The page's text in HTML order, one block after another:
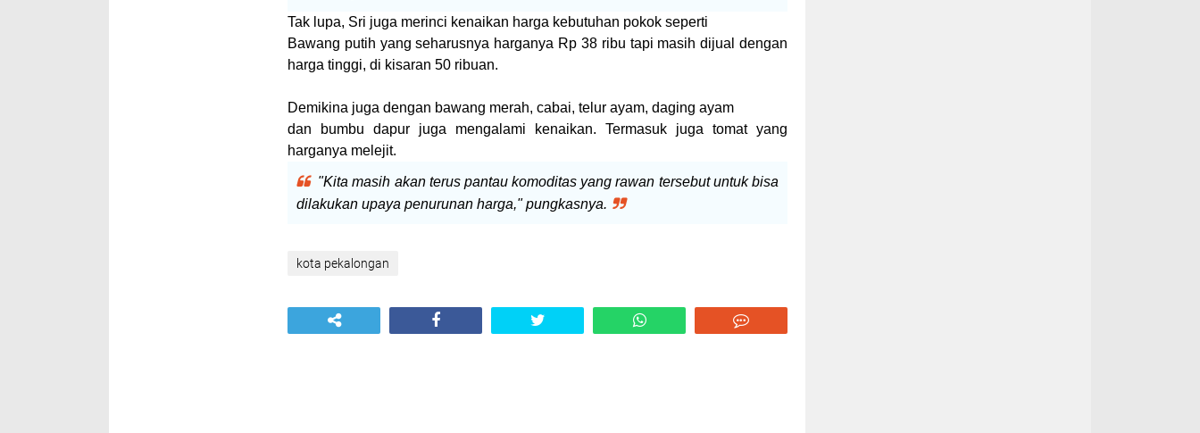
Tak lupa, Sri juga merinci kenaikan harga kebutuhan pokok seperti
Bawang putih yang seharusnya harganya Rp 38 ribu tapi masih dijual dengan
harga tinggi, di kisaran 50 ribuan.
Demikina juga dengan bawang merah, cabai, telur ayam, daging ayam
dan bumbu dapur juga mengalami kenaikan. Termasuk juga tomat yang
harganya melejit.
"Kita masih akan terus pantau komoditas yang rawan tersebut untuk bisa
dilakukan upaya penurunan harga," pungkasnya.
kota pekalongan